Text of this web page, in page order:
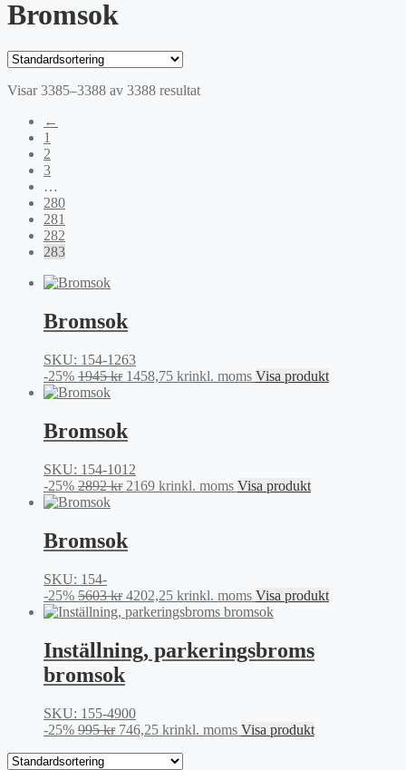
Bromsok
Visar 3385–3388 av 3388 resultat
←
1
2
3
…
280
281
282
283
Bromsok
SKU: 154-1263
-25% 1945kr Det
1945 kr.
1458,75 krDet
inkl. moms Visa produkt
Bromsok
SKU: 154-1012
-25% 2892kr Det
2892 kr.
2169 krDet
inkl. moms Visa produkt
Bromsok
SKU: 154-
-25% 5603kr Det
ursprungliga
var:
5603 kr.
4202,25 krDet
nuvarande
är:
4202,25 kr.
inkl. moms Visa produkt
Inställning, parkeringsbroms
bromsok
SKU: 155-4900
-25% 995kr Det
746,25 krDet
priset
inkl. moms Visa produkt